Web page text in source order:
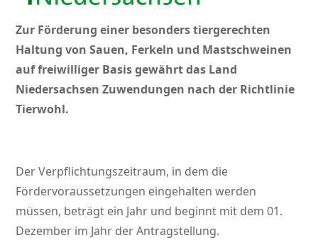
Zur Förderung einer besonders tiergerechten
Haltung von Sauen, Ferkeln und Mastschweinen
auf freiwilliger Basis gewährt das Land
Niedersachsen Zuwendungen nach der Richtlinie
Tierwohl.
Der Verpflichtungszeitraum, in dem die
Fördervoraussetzungen eingehalten werden
müssen, beträgt ein Jahr und beginnt mit dem 01.
Dezember im Jahr der Antragstellung.